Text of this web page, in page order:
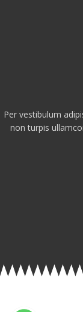
Per vestibulum
non turpis